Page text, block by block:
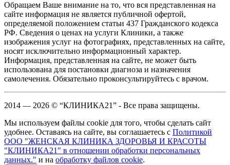
Обращаем Ваше внимание на то, что вся представленная на
сайте информация не является публичной офертой,
определяемой положением статьи 437 Гражданского кодекса
РФ. Сведения о ценах на услуги Клиники, а также
изображения услуг на фотографиях, представленных на сайте,
носят исключительно информационный характер.
Информация, представленная на сайте, не может быть
использована для постановки диагноза и назначения
самолечения. Обязательно проконсультируйтесь с врачом.
2014 — 2026 © “КЛИНИКА21” - Все права защищены.
Мы используем файлы cookie для того, чтобы сделать сайт
удобнее. Оставаясь на сайте, вы соглашаетесь с Политикой
ООО "ЖЕНСКАЯ КЛИНИКА ЗДОРОВЬЯ И КРАСОТЫ
"КЛИНИКА21" в отношении обработки персональных
данных." и на обработку файлов cookie.